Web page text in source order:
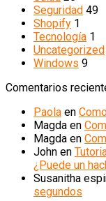
Seguridad 49
Shopify 1
Tecnología 1
Uncategorized
Windows 9
Comentarios
Paola en
Magda en
Magda en
John en
¿Puede un
Susanitha
segundos